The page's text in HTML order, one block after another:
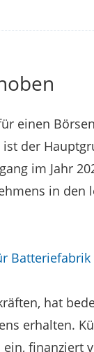
einen
der
im Jahr
in den
hat
erhalten.
finanziert